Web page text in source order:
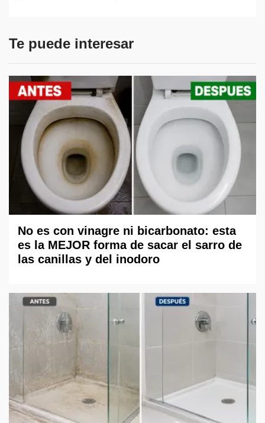
Te puede interesar
No es con vinagre ni bicarbonato: esta
es la MEJOR forma de sacar el sarro de
las canillas y del inodoro